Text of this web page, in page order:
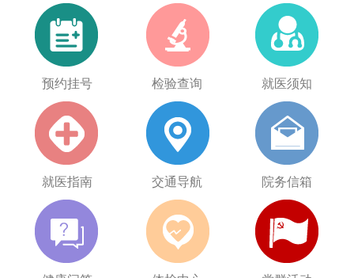
预约挂号 检验查询 就医须知
就医指南 交通导航 院务信箱